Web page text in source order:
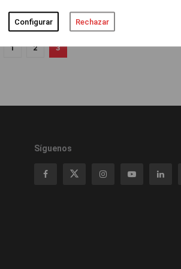
Configurar Rechazar
1 2 3
Síguenos